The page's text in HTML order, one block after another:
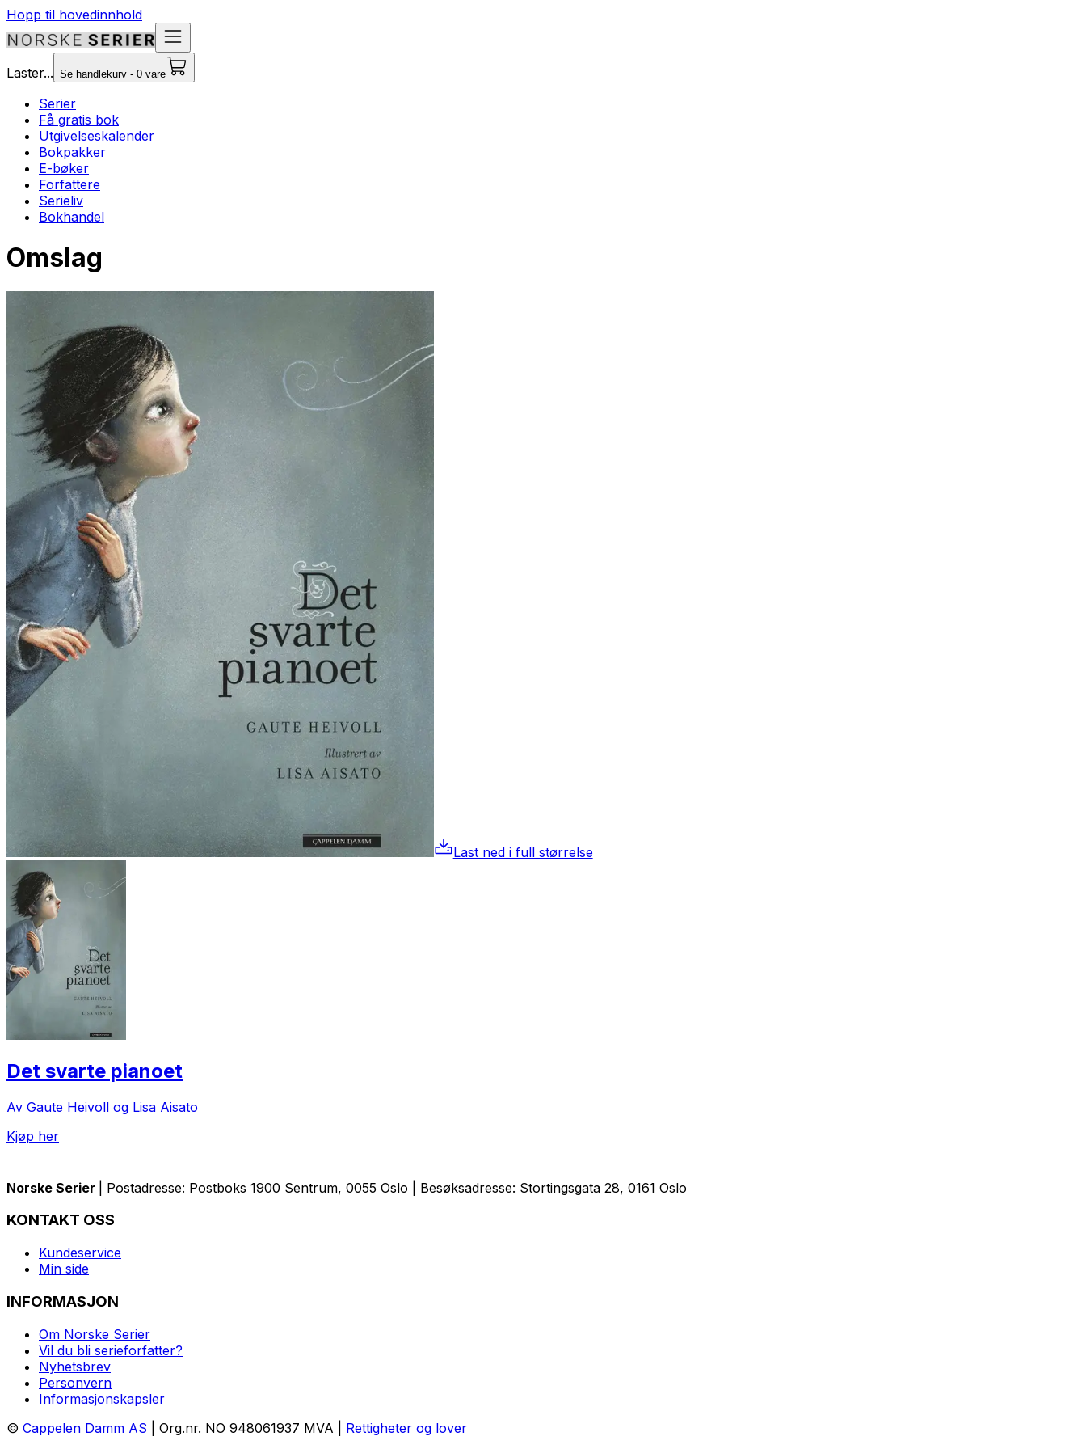
Hopp til hovedinnhold
Laster... Se handlekurv - 0 vare
Serier
Få gratis bok
Utgivelseskalender
Bokpakker
E-bøker
Forfattere
Serieliv
Bokhandel
Omslag
Last ned i full størrelse
Det svarte pianoet
Av Gaute Heivoll og Lisa Aisato
Kjøp her
Norske Serier | Postadresse: Postboks 1900 Sentrum, 0055 Oslo | Besøksadresse: Stortingsgata 28, 0161 Oslo
KONTAKT OSS
Kundeservice
Min side
INFORMASJON
Om Norske Serier
Vil du bli serieforfatter?
Nyhetsbrev
Personvern
Informasjonskapsler
© Cappelen Damm AS | Org.nr. NO 948061937 MVA | Rettigheter og lover